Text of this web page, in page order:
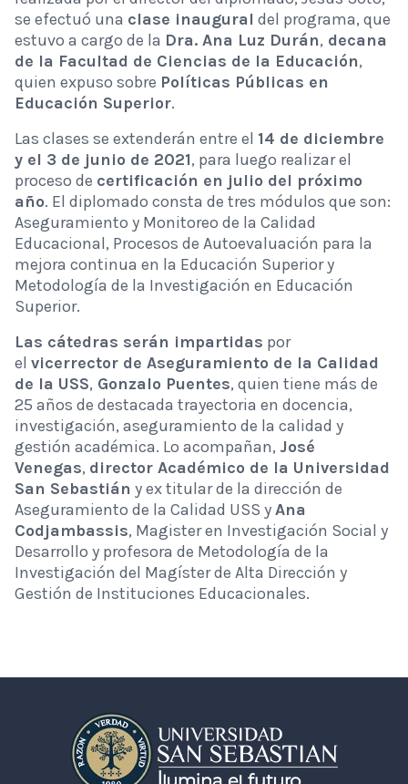
se efectuó una clase inaugural del programa, que
estuvo a cargo de la Dra. Ana Luz Durán, decana
de la Facultad de Ciencias de la Educación,
quien expuso sobre Políticas Públicas en
Educación Superior.
Las clases se extenderán entre el 14 de diciembre
y el 3 de junio de 2021, para luego realizar el
proceso de certificación en julio del próximo
año. El diplomado consta de tres módulos que son:
Aseguramiento y Monitoreo de la Calidad
Educacional, Procesos de Autoevaluación para la
mejora continua en la Educación Superior y
Metodología de la Investigación en Educación
Superior.
Las cátedras serán impartidas por
el vicerrector de Aseguramiento de la Calidad
de la USS, Gonzalo Puentes, quien tiene más de
25 años de destacada trayectoria en docencia,
investigación, aseguramiento de la calidad y
gestión académica. Lo acompañan, José
Venegas, director Académico de la Universidad
San Sebastián y ex titular de la dirección de
Aseguramiento de la Calidad USS yAna
Codjambassis, Magister en Investigación Social y
Desarrollo y profesora de Metodología de la
Investigación del Magíster de Alta Dirección y
Gestión de Instituciones Educacionales.